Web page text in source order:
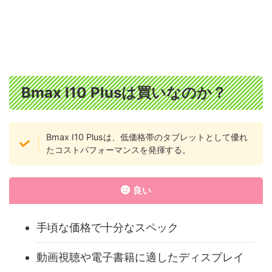
Bmax I10 Plusは買いなのか？
Bmax I10 Plusは、低価格帯のタブレットとして優れ
たコストパフォーマンスを発揮する。
良い
手頃な価格で十分なスペック
動画視聴や電子書籍に適したディスプレイ